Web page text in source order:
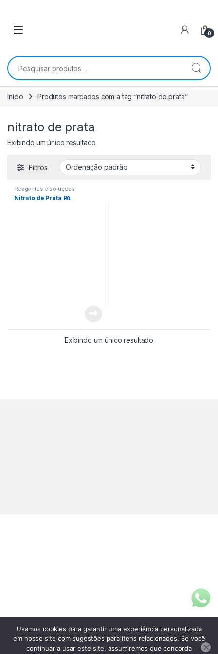
0
Pesquisar por:
Início Produtos marcados com a tag “nitrato de prata”
nitrato de prata
Exibindo um único resultado
Filtros
Reagentes e soluções
Nitrato de Prata PA
Exibindo um único resultado
Fale Conosco
(11)3313-5200
Usamos cookies para garantir uma experiência personalizada
em nosso site com sugestões para itens relacionados. Se você
continuar a usar este site, assumiremos que concorda